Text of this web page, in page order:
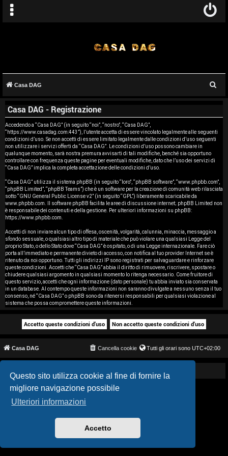
Questo sito utilizza cookie al fine di fornire la
migliore navigazione possibile
Ulteriori informazioni
Accetto
r
g
o
m
e
n
t
i
s
e
n
z
i
s
p
o
t
Casa DAG
Casa DAG - Registrazione
Accedendo a “Casa DAG” (in seguito “noi”, “nostro”, “Casa DAG”,
“https://www.casadag.com:443”), l’utente accetta di essere vincolato legalmente alle seguenti
condizioni d’uso. Se non accetti di essere limitato legalmente dalle condizioni d’uso seguenti
non utilizzare i servizi offerti da “Casa DAG”. Le condizioni d’uso possono cambiare in
qualunque momento, sarà nostra premura avvisarti di tali modifiche, benché sia opportuno
controllare con frequenza queste pagine per eventuali modifiche, dato che l’uso dei servizi di
“Casa DAG” implica la completa accettazione delle condizioni d’uso.
“Casa DAG” utilizza il sistema phpBB (in seguito “loro”, “phpBB software”, “www.phpbb.com”,
“phpBB Limited”, “phpBB Teams”) che è un software per la creazione di comunità web rilasciata
sotto “GNU General Public License v2” (in seguito “GPL”) liberamente scaricabile da
www.phpbb.com . Il software phpBB facilita le aree di discussione internet; phpBB Limited non
è responsabile dei contenuti e della gestione. Per ulteriori informazioni su phpBB:
https://www.phpbb.com
Accetti di non inviare alcun tipo di offesa, oscenità, volgarità, calunnia, minaccia, messaggio a
sfondo sessuale, o qualsiasi altro tipo di materiale che può violare una qualsiasi Legge del
proprio Stato, o dello Stato dove “Casa DAG” è ospitato, o di una Legge internazionale. Fare ciò
porta all’immediato e permanente divieto di accesso, con notifica al tuo provider Internet se è
ritenuto da noi opportuno. Tutti gli indirizzi IP sono registrati per salvaguardare e rinforzare
queste condizioni. Accetti che “Casa DAG” abbia il diritto di rimuovere, riscrivere, spostare o
chiudere qualsiasi argomento in qualsiasi momento lo ritenga necessario. Come fruitore di
questo servizio, accetti che ogni informazione (dato personale) tu abbia inviato sia conservata
in un database. Al contempo queste informazioni non saranno divulgate a nessuno senza il tuo
consenso, né “Casa DAG” o phpBB sono da ritenersi responsabili per qualsiasi violazione al
sistema che possa compromettere queste informazioni.
Casa DAG Tutti gli orari sono UTC+02:00
Cancella cookie